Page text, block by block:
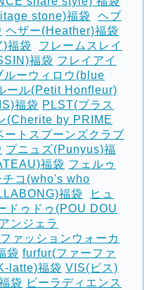
stone)福袋
ヘブ
ヘザー(Heather)福袋
福袋
フレームスレイ
福袋 フレイアイ
ルーウィロウ(blue
ール(Petit Honfleur)
福袋 PLST(プラス
(Cherite by PRIME
ートスプーンズクラブ
プニュズ(Punyus)福
福袋 フェルゥ
チコ(who's who
福袋
ヒュ
ドゥドゥ(POU DOU
ンジェラ
ファッションウォーカ
袋 furfur(ファーファ
latte)福袋 VIS(ビス)
袋 ビーラディエンス